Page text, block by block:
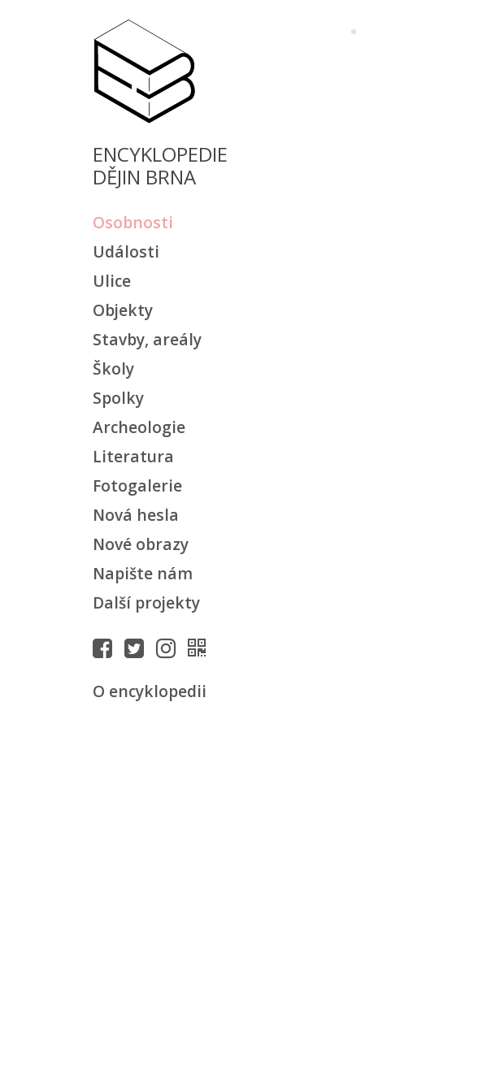
ENCYKLOPEDIE
DĚJIN BRNA
Osobnosti
Události
Ulice
Objekty
Stavby, areály
Školy
Spolky
Archeologie
Literatura
Fotogalerie
Nová hesla
Nové obrazy
Napište nám
Další projekty
O encyklopedii